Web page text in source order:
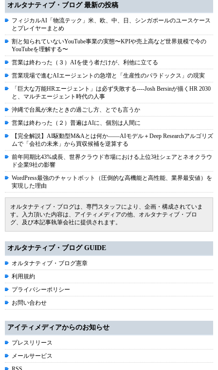
オルタナティブ・ブログ 最新の投稿
フィジカルAI「物流テック」米、欧、中、日、シンガポールのユースケース
とプレイヤーまとめ
割と知られていないYouTube事業の実態〜KPIや売上高など世界規模で今の
YouTubeを理解する〜
営業は終わった（３）AIを使う者だけが、利他に立てる
営業現場で進むAIエージェントの急増と「生産性のパラドックス」の現実
「巨大な万能HRエージェント」は必ず失敗する----Josh Bersinが描くHR 2030
と、マルチエージェント時代の人事
沖縄で台風が来たときの過ごし方、とでも言うか
営業は終わった（２）普遍はAIに、個別は人間に
【完全解説】AI駆動型M&Aとは何か――AIモデル＋Deep Researchアルゴリズ
ムで「会社の未来」から買収候補を逆算する
前年同期比43%成長、世界クラウド市場における上位3社シェアとネオクラウ
ド企業9社の影響
WordPress最強のチャットボット（圧倒的な高機能と高性能、業界最安値）を
実現した理由
オルタナティブ・ブログは、専門スタッフにより、企画・構成されていま
す。入力頂いた内容は、アイティメディアの他、オルタナティブ・ブロ
グ、及び本記事執筆会社に提供されます。
オルタナティブ・ブログ GUIDE
オルタナティブ・ブログ憲章
利用規約
プライバシーポリシー
お問い合わせ
アイティメディアからのお知らせ
プレスリリース
メールサービス